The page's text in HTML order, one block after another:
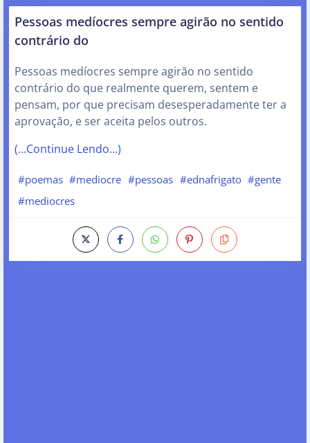
Pessoas medíocres sempre agirão no sentido
contrário do
Pessoas medíocres sempre agirão no sentido
contrário do que realmente querem, sentem e
pensam, por que precisam desesperadamente ter a
aprovação, e ser aceita pelos outros.
(…Continue Lendo…)
#poemas #mediocre #pessoas #ednafrigato #gente
#mediocres